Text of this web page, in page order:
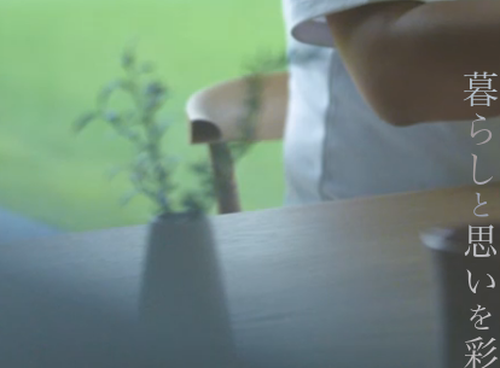
暮らし
と
思い
を